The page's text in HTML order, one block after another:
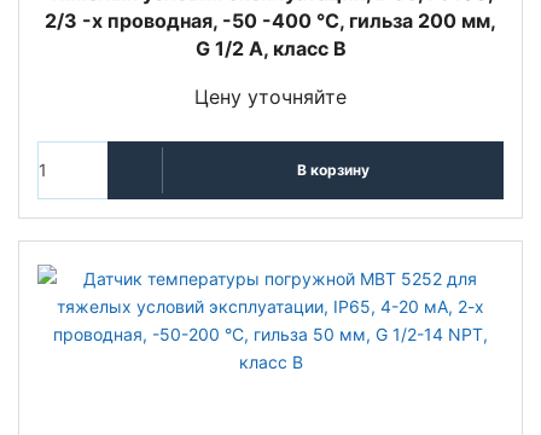
2/3 -х проводная, -50 -400 °C, гильза 200 мм,
G 1/2 А, класс В
Цену уточняйте
В корзину